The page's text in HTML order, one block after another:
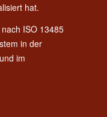
hat.
ISO 13485
in der
im